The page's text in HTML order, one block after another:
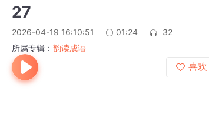
27
2026-04-19 16:10:51 01:24
32
所属专辑： 韵读成语
喜欢